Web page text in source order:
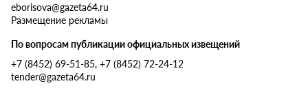
eborisova@gazeta64.ru
Размещение рекламы
По вопросам публикации официальных извещений
+7 (8452) 69-51-85, +7 (8452) 72-24-12
tender@gazeta64.ru